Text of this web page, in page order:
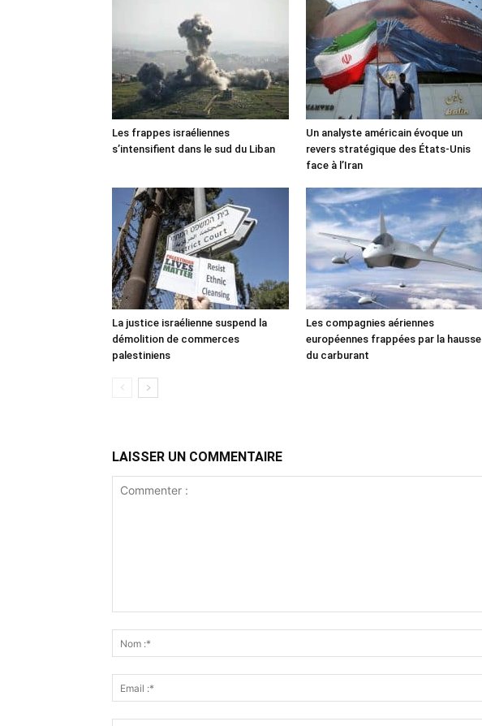
Les frappes israéliennes
s’intensifient dans le sud du Liban
Un analyste américain évoque un
revers stratégique des États-Unis
face à l’Iran
La justice israélienne suspend la
démolition de commerces
palestiniens
Les compagnies aériennes
européennes frappées par la hausse
du carburant
LAISSER UN COMMENTAIRE